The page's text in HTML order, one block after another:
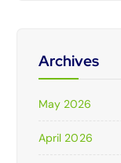
Archives
May 2026
April 2026